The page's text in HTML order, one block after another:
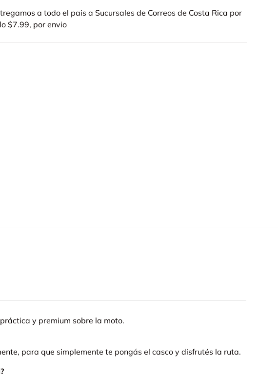
a todo el pais a Sucursales de Correos de Costa Rica por
$7.99, por envio
y premium sobre la moto.
para que simplemente te pongás el casco y disfrutés la ruta.